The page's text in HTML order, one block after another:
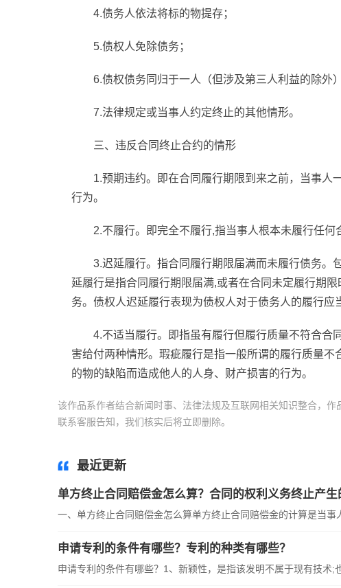
4.债务人依法将标的物提存；
5.债权人免除债务；
6.债权债务同归于一人（但涉及第三人利益的除外）
7.法律规定或当事人约定终止的其他情形。
三、违反合同终止合约的情形
1.预期违约。即在合同履行期限到来之前，当事人
行为。
2.不履行。即完全不履行,指当事人根本未履行任何
3.迟延履行。指合同履行期限届满而未履行债务。
延履行是指合同履行期限届满,或者在合同未定履行期
务。债权人迟延履行表现为债权人对于债务人的履行应
4.不适当履行。即指虽有履行但履行质量不符合合
害给付两种情形。瑕疵履行是指一般所谓的履行质量
的物的缺陷而造成他人的人身、财产损害的行为。
该作品系作者结合新闻时事、法律法规及互联网相关知识整合，
联系客服告知，我们核实后将立即删除。
最近更新
单方终止合同赔偿金怎么算？合同的权利义务终止产生
一、单方终止合同赔偿金怎么算单方终止合同赔偿金的计算是当事
申请专利的条件有哪些？专利的种类有哪些？
申请专利的条件有哪些？1、新颖性，是指该发明不属于现有技术;